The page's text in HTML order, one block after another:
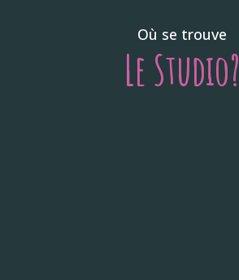
Où se trouve
Le Studio?